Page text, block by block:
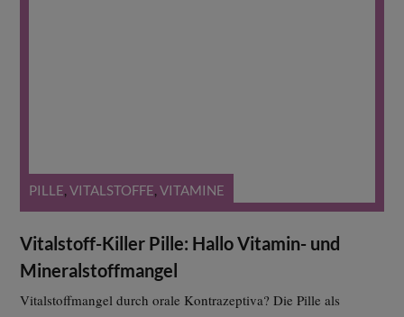
PILLE,VITALSTOFFE,VITAMINE
Vitalstoff-Killer Pille: Hallo Vitamin- und
Mineralstoffmangel
Vitalstoffmangel durch orale Kontrazeptiva? Die Pille als